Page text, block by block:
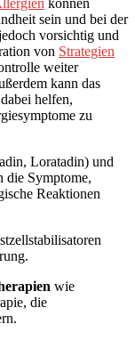
können
sein und bei der
vorsichtig und
von Strategien
weiter
kann das
dabei helfen,
zu
Loratadin) und
die Symptome,
Reaktionen
wie
die